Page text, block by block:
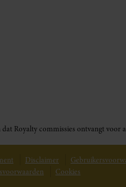
Royalty commissies ontvangt
Disclaimer
Cookies